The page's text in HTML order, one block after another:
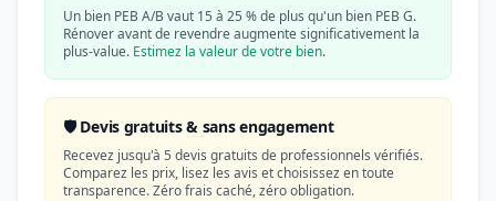
Un bien PEB A/B vaut 15 à 25 % de plus qu'un bien PEB G.
Rénover avant de revendre augmente significativement la
plus-value. Estimez la valeur de votre bien.
🛡️ Devis gratuits & sans engagement
Recevez jusqu'à 5 devis gratuits de professionnels vérifiés.
Comparez les prix, lisez les avis et choisissez en toute
transparence. Zéro frais caché, zéro obligation.